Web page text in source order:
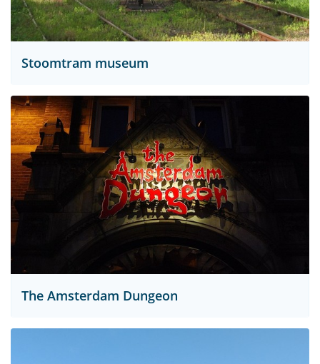
Stoomtram museum
The Amsterdam Dungeon